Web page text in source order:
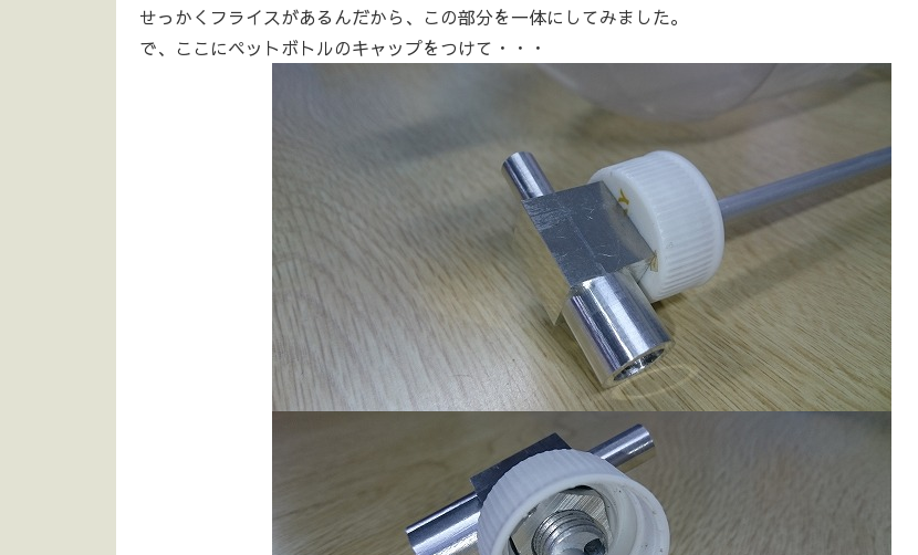
せっかくフライスがあるんだから、この部分を一体にしてみました。
で、ここにペットボトルのキャップをつけて・・・